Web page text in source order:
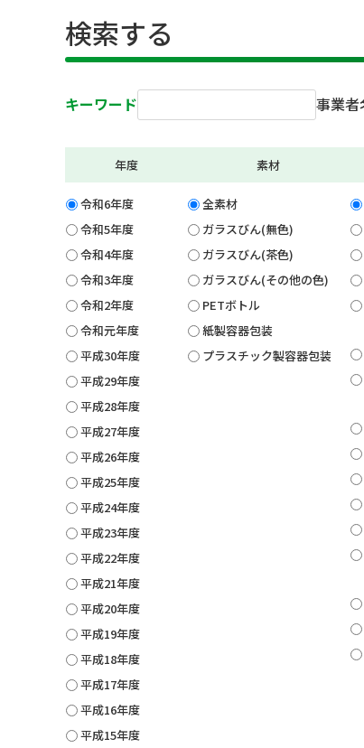
検索する
キーワード 事業者
年度
令和6年度
令和5年度
令和4年度
令和3年度
令和2年度
令和元年度
平成30年度
平成29年度
平成28年度
平成27年度
平成26年度
平成25年度
平成24年度
平成23年度
平成22年度
平成21年度
平成20年度
平成19年度
平成18年度
平成17年度
平成16年度
平成15年度
素材
全素材
ガラスびん(無色)
ガラスびん(茶色)
ガラスびん(その他の色)
PETボトル
紙製容器包装
プラスチック製容器包装